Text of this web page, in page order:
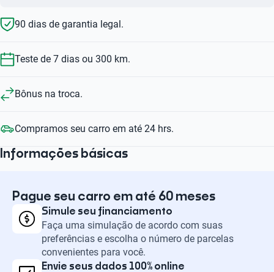
90 dias de garantia legal.
Teste de 7 dias ou 300 km.
Bônus na troca.
Compramos seu carro em até 24 hrs.
Informações básicas
Pague seu carro em até 60 meses
Simule seu financiamento
Faça uma simulação de acordo com suas
preferências e escolha o número de parcelas
convenientes para você.
Envie seus dados 100% online